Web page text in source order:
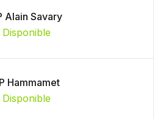
Alain Savary
Disponible
Hammamet
Disponible